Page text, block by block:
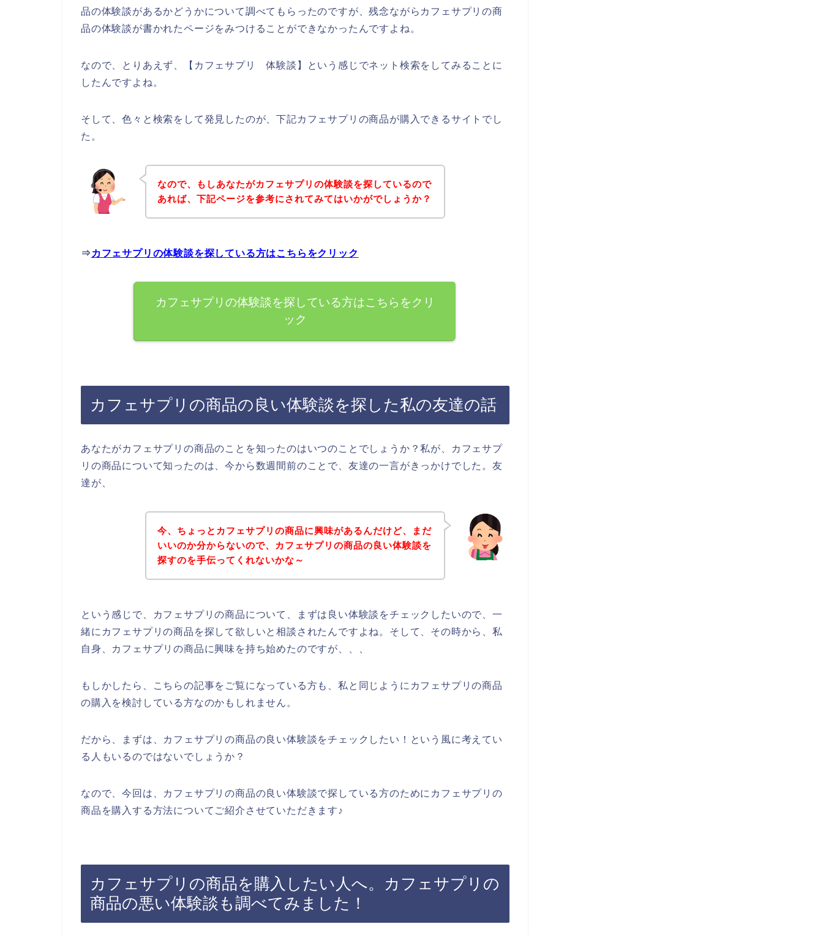
品の体験談があるかどうかについて調べてもらったのですが、残念ながらカフェサプリの商
品の体験談が書かれたページをみつけることができなかったんですよね。
なので、とりあえず、【カフェサプリ 体験談】という感じでネット検索をしてみることに
したんですよね。
そして、色々と検索をして発見したのが、下記カフェサプリの商品が購入できるサイトでし
た。
なので、もしあなたがカフェサプリの体験談を探しているので
あれば、下記ページを参考にされてみてはいかがでしょうか？
⇒ カフェサプリの体験談を探している方はこちらをクリック
カフェサプリの体験談を探している方はこちらをクリ
ック
カフェサプリの商品の良い体験談を探した私の友達の話
あなたがカフェサプリの商品のことを知ったのはいつのことでしょうか？私が、カフェサプ
リの商品について知ったのは、今から数週間前のことで、友達の一言がきっかけでした。友
達が、
今、ちょっとカフェサプリの商品に興味があるんだけど、まだ
いいのか分からないので、カフェサプリの商品の良い体験談を
探すのを手伝ってくれないかな～
という感じで、カフェサプリの商品について、まずは良い体験談をチェックしたいので、一
緒にカフェサプリの商品を探して欲しいと相談されたんですよね。そして、その時から、私
自身、カフェサプリの商品に興味を持ち始めたのですが、、、
もしかしたら、こちらの記事をご覧になっている方も、私と同じようにカフェサプリの商品
の購入を検討している方なのかもしれません。
だから、まずは、カフェサプリの商品の良い体験談をチェックしたい！という風に考えてい
る人もいるのではないでしょうか？
なので、今回は、カフェサプリの商品の良い体験談で探している方のためにカフェサプリの
商品を購入する方法についてご紹介させていただきます♪
カフェサプリの商品を購入したい人へ。カフェサプリの
商品の悪い体験談も調べてみました！